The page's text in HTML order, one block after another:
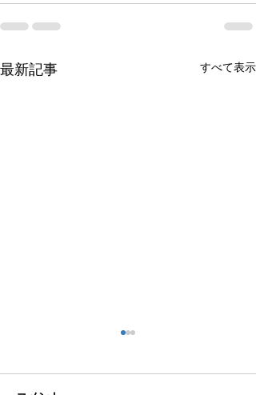
最新記事 すべて表示